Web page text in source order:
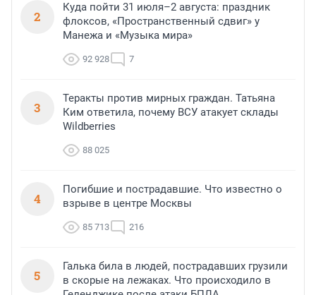
2
Куда пойти 31 июля–2 августа: праздник
флоксов, «Пространственный сдвиг» у
Манежа и «Музыка мира»
92 928 7
3
Теракты против мирных граждан. Татьяна
Ким ответила, почему ВСУ атакует склады
Wildberries
88 025
4
Погибшие и пострадавшие. Что известно о
взрыве в центре Москвы
85 713 216
5
Галька била в людей, пострадавших грузили
в скорые на лежаках. Что происходило в